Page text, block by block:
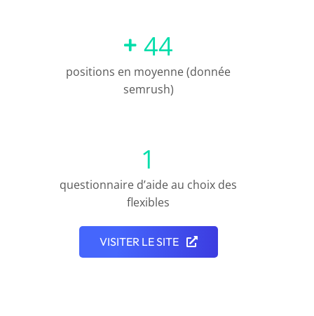
44
positions en moyenne (donnée
semrush)
1
questionnaire d’aide au choix des
flexibles
VISITER LE SITE